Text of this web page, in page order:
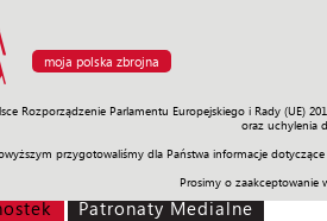
moja polska zbrojna
Rozporządzenie Parlamentu Europejskiego i Rady
oraz uchylenia
przygotowaliśmy dla Państwa informacje
Prosimy o
Misje Polityka Prawo Świat
Patronaty Medialne